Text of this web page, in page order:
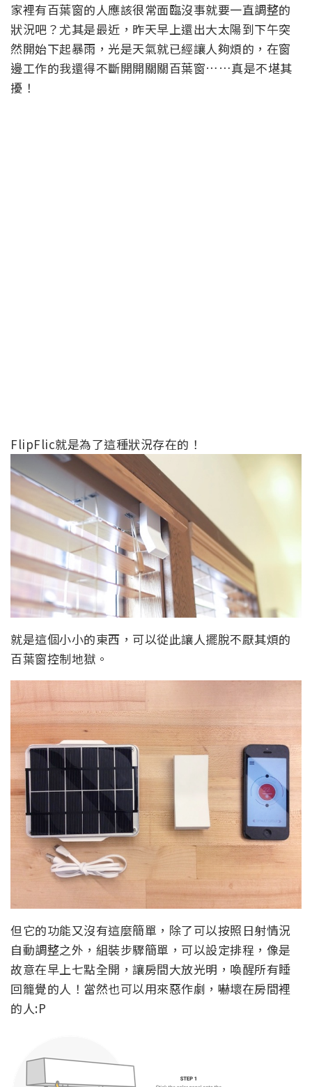
家裡有百葉窗的人應該很常面臨沒事就要一直調整的
狀況吧？尤其是最近，昨天早上還出大太陽到下午突
然開始下起暴雨，光是天氣就已經讓人夠煩的，在窗
邊工作的我還得不斷開開關關百葉窗……真是不堪其
擾！
FlipFlic就是為了這種狀況存在的！
就是這個小小的東西，可以從此讓人擺脫不厭其煩的
百葉窗控制地獄。
但它的功能又沒有這麼簡單，除了可以按照日射情況
自動調整之外，組裝步驟簡單，可以設定排程，像是
故意在早上七點全開，讓房間大放光明，喚醒所有睡
回籠覺的人！當然也可以用來惡作劇，嚇壞在房間裡
的人:P